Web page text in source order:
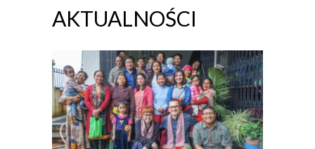
AKTUALNOŚCI